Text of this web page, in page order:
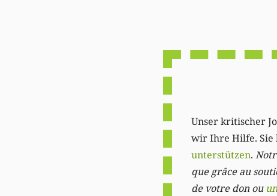
Unser kritischer
wir Ihre Hilfe. Sie
unterstützen.
que grâce au
de votre don ou